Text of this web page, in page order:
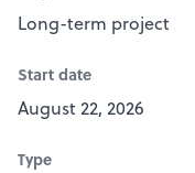
Long-term project
Start date
August 22, 2026
Type